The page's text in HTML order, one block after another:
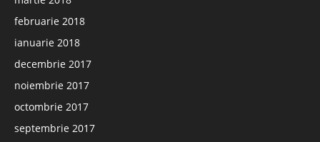
februarie 2018
ianuarie 2018
decembrie 2017
noiembrie 2017
octombrie 2017
septembrie 2017